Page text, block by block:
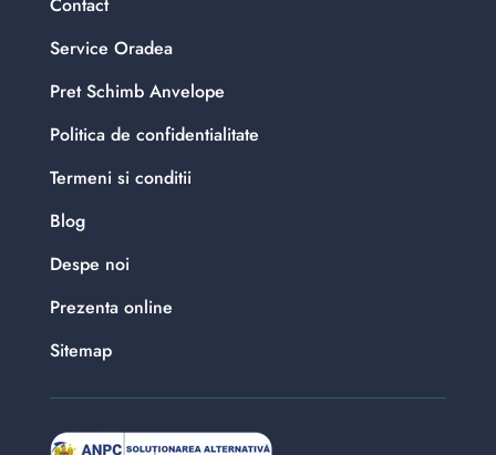
Contact
Service Oradea
Pret Schimb Anvelope
Politica de confidentialitate
Termeni si conditii
Blog
Despe noi
Prezenta online
Sitemap